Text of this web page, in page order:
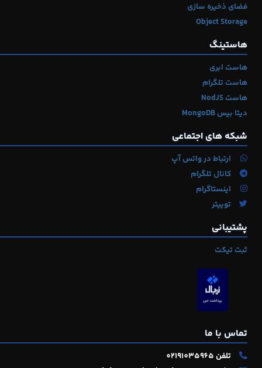
فضای ذخیره سازی
Object Storage
هاستینگ
هاست ابری
هاست تلگرام
هاست NodJS
دیتا بیس MongoDB
شبکه های اجتماعی
ارتباط در واتس آپ
کانال تلگرام
اینستاگرام
توییتر
پشتیبانی
ثبت تیکت
تماس با ما
تلفن 02191035965